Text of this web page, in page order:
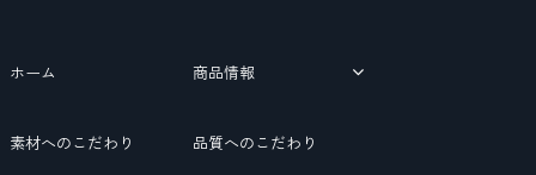
ホーム 商品情報
素材へのこだわり 品質へのこだわり